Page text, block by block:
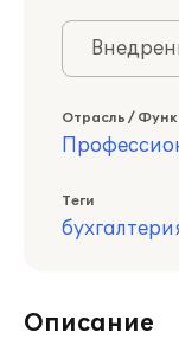
Отрасль /
Теги
Описание